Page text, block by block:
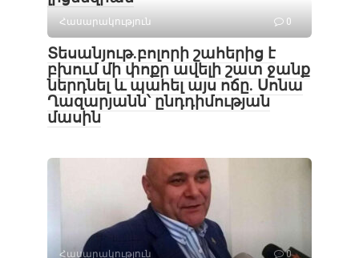
Հասարակություն 0
Տեսանյութ․բոլորի շահերից է
բխում մի փոքր ավելի շատ ջանք
ներդնել և պահել այս ոճը․ Սոնա
Ղազարյանն՝ ընդդիմության
մասին
Հասարակություն 0